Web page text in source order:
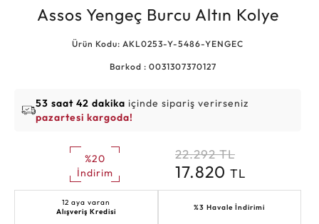
Assos Yengeç Burcu Altın Kolye
Ürün Kodu: AKL0253-Y-5486-YENGEC
Barkod : 0031307370127
53 saat 42 dakika içinde sipariş verirseniz
pazartesi kargoda!
%20
İndirim
22.292 TL
17.820 TL
12 aya varan
Alışveriş Kredisi
%3 Havale İndirimi